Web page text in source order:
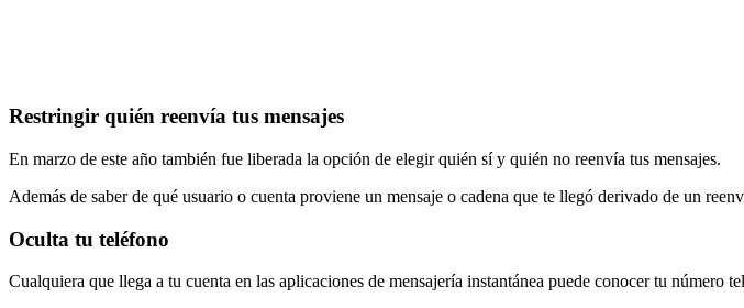
Restringir quién reenvía tus mensajes
En marzo de este año también fue liberada la opción de elegir quién sí y quién no reenvía tus mensajes.
Además de saber de qué usuario o cuenta proviene un mensaje o cadena que te llegó derivado de un
Oculta tu teléfono
Cualquiera que llega a tu cuenta en las aplicaciones de mensajería instantánea puede conocer tu número